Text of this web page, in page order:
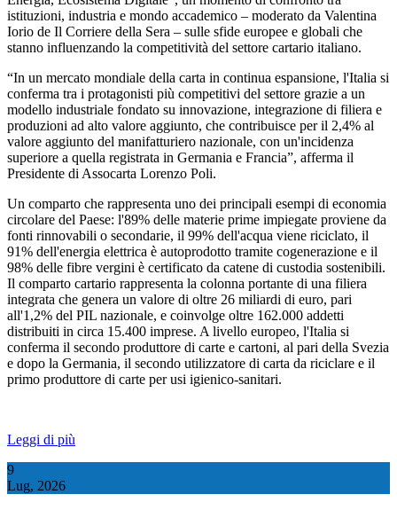
istituzioni, industria e mondo accademico – moderato da Valentina
Iorio de Il Corriere della Sera – sulle sfide europee e globali che
stanno influenzando la competitività del settore cartario italiano.
“In un mercato mondiale della carta in continua espansione, l'Italia si
conferma tra i protagonisti più competitivi del settore grazie a un
modello industriale fondato su innovazione, integrazione di filiera e
produzioni ad alto valore aggiunto, che contribuisce per il 2,4% al
valore aggiunto del manifatturiero nazionale, con un'incidenza
superiore a quella registrata in Germania e Francia”, afferma il
Presidente di Assocarta Lorenzo Poli.
Un comparto che rappresenta uno dei principali esempi di economia
circolare del Paese: l'89% delle materie prime impiegate proviene da
fonti rinnovabili o secondarie, il 99% dell'acqua viene riciclato, il
91% dell'energia elettrica è autoprodotto tramite cogenerazione e il
98% delle fibre vergini è certificato da catene di custodia sostenibili.
Il comparto cartario rappresenta la colonna portante di una filiera
integrata che genera un valore di oltre 26 miliardi di euro, pari
all'1,2% del PIL nazionale, e coinvolge oltre 162.000 addetti
distribuiti in circa 15.400 imprese. A livello europeo, l'Italia si
conferma il secondo produttore di carte e cartoni, al pari della Svezia
e dopo la Germania, il secondo utilizzatore di carta da riciclare e il
primo produttore di carte per usi igienico-sanitari.
Leggi di più
9
Lug, 2026